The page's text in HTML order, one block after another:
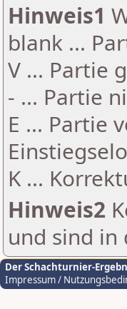
Hinweis1
blank ...
V ... Partie
- ... Partie
E ... Partie
K ...
Hinweis2
und sind in
Der Schachturnier-
Impressum /